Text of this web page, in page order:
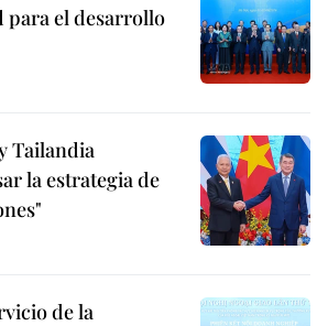
el desarrollo
Tailandia
la estrategia de
de la